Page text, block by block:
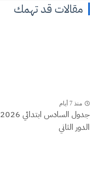
مقالات قد تهمك
منذ 7 أيام
جدول السادس ابتدائي 2026
الدور الثاني